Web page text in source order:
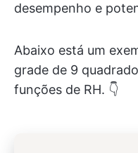
desempenho e
Abaixo está um
grade de 9
funções de RH. 👇